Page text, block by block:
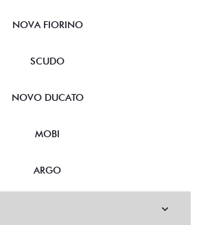
NOVA FIORINO
SCUDO
NOVO DUCATO
MOBI
ARGO